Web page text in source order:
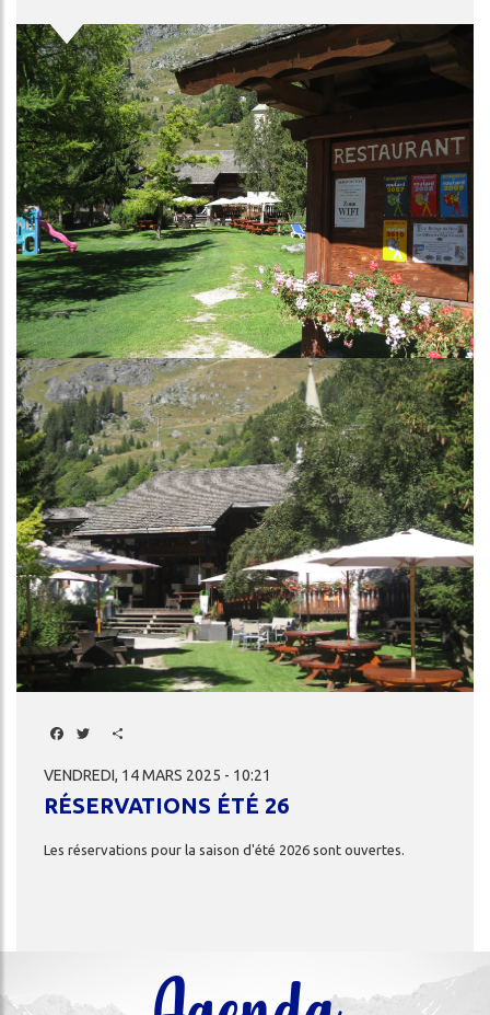
Image
Image
Facebook
Twitter
VENDREDI, 14 MARS 2025 - 10:21
RÉSERVATIONS ÉTÉ 26
Les réservations pour la saison d'été 2026 sont ouvertes.